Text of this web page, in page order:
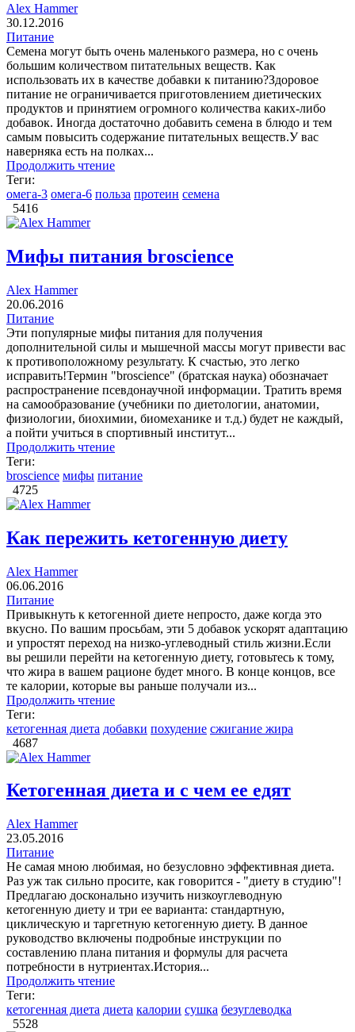
Alex Hammer
30.12.2016
Питание
Семена могут быть очень маленького размера, но с очень
большим количеством питательных веществ. Как
использовать их в качестве добавки к питанию?Здоровое
питание не ограничивается приготовлением диетических
продуктов и принятием огромного количества каких-либо
добавок. Иногда достаточно добавить семена в блюдо и тем
самым повысить содержание питательных веществ.У вас
наверняка есть на полках...
Продолжить чтение
Теги:
омега-3 омега-6 польза протеин семена
5416
Мифы питания broscience
Alex Hammer
20.06.2016
Питание
Эти популярные мифы питания для получения
дополнительной силы и мышечной массы могут привести вас
к противоположному результату. К счастью, это легко
исправить!Термин "broscience" (братская наука) обозначает
распространение псевдонаучной информации. Тратить время
на самообразование (учебники по диетологии, анатомии,
физиологии, биохимии, биомеханике и т.д.) будет не каждый,
а пойти учиться в спортивный институт...
Продолжить чтение
Теги:
broscience мифы питание
4725
Как пережить кетогенную диету
Alex Hammer
06.06.2016
Питание
Привыкнуть к кетогенной диете непросто, даже когда это
вкусно. По вашим просьбам, эти 5 добавок ускорят адаптацию
и упростят переход на низко-углеводный стиль жизни.Если
вы решили перейти на кетогенную диету, готовьтесь к тому,
что жира в вашем рационе будет много. В конце концов, все
те калории, которые вы раньше получали из...
Продолжить чтение
Теги:
кетогенная диета добавки похудение сжигание жира
4687
Кетогенная диета и с чем ее едят
Alex Hammer
23.05.2016
Питание
Не самая мною любимая, но безусловно эффективная диета.
Раз уж так сильно просите, как говорится - "диету в студию"!
Предлагаю досконально изучить низкоуглеводную
кетогенную диету и три ее варианта: стандартную,
циклическую и таргетную кетогенную диету. В данное
руководство включены подробные инструкции по
составлению плана питания и формулы для расчета
потребности в нутриентах.История...
Продолжить чтение
Теги:
кетогенная диета диета калории сушка безуглеводка
5528